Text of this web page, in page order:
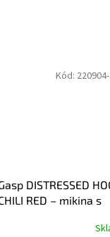
DISTRESSED
RED – mikina s
Kód: